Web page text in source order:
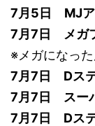
7月5日 MJア
7月7日 メガ
※メガになっ
7月7日 Dステ
7月7日 スー
7月7日 Dス